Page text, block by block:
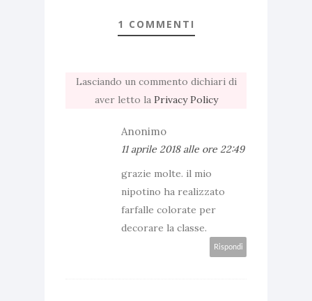
1 COMMENTI
Lasciando un commento dichiari di
aver letto la Privacy Policy
Anonimo
11 aprile 2018 alle ore 22:49
grazie molte. il mio
nipotino ha realizzato
farfalle colorate per
decorare la classe.
Rispondi